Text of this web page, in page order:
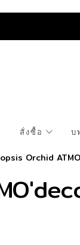
สั่งซื้อ บ
Orchid